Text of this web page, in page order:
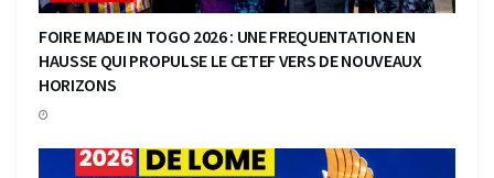
FOIRE MADE IN TOGO 2026 : UNE FREQUENTATION EN
HAUSSE QUI PROPULSE LE CETEF VERS DE NOUVEAUX
HORIZONS